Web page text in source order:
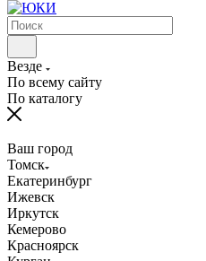
Везде
По всему сайту
По каталогу
Ваш город
Томск
Екатеринбург
Ижевск
Иркутск
Кемерово
Красноярск